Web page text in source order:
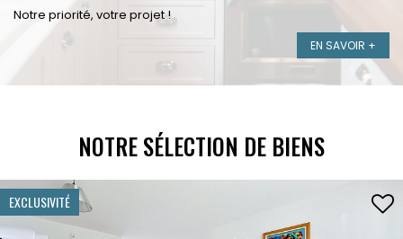
Notre priorité, votre projet !
EN SAVOIR +
NOTRE SÉLECTION DE BIENS
EXCLUSIVITÉ